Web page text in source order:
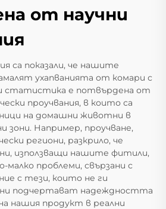
от научни
са показали, че нашите
ухапванията от комари с
статистика е потвърдена от
проучвания, в които са
на домашни животни в
зони. Например, проучване,
региони, разкрило, че
използващи нашите фитили,
малко проблеми, свързани с
с тези, които не ги
подчертават надеждността
нашия продукт в реални